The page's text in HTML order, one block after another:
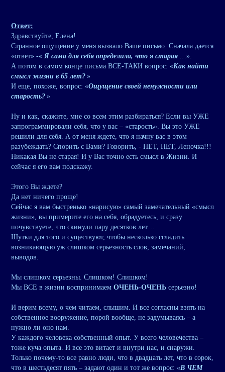
Ответ:
Здравствуйте, Елена!
Странное ощущение у меня вызвало Ваше письмо. Сначала дается
«ответ» -«Я сама для себя определила, что я старая …».
А потом в самом конце письма ВСЕ-ТАКИ вопрос: «Как найти
смысл жизни в 65 лет? »
И еще, похоже, вопрос: «Ощущение своей ненужности или
старость? »
Ну и как, скажите, мне со всем этим разбираться? Если вы УЖЕ
запрограммировали себя, что у вас – «старость». Вы это УЖЕ
решили для себя. А от меня ждете, что я начну вас в этом
разубеждать? Спорить с Вами? Говорить, - НЕТ, НЕТ, Леночка!!!
Никакая Вы не старая! И у Вас точно есть смысл в Жизни. И
сейчас я его вам подскажу.
Этого Вы ждете?
Да нет ничего проще!
Сейчас я вам быстренько «нарисую» самый замечательный «смысл
жизни», вы примерите его на себя, обрадуетесь, и сразу
почувствуете, что скинули пару десятков лет…
Шутки для того и существуют, чтобы несколько сгладить
возникающую уж слишком серьезность слов, замечаний,
выводов.
Мы слишком серьезны. Слишком! Слишком!
Мы ВСЕ в жизни воспринимаем ОЧЕНЬ-ОЧЕНЬ серьезно!
И верим всему, о чем читаем, слышим. И все согласны взять на
собственное вооружение, порой вообще, не задумываясь – а
нужно ли оно нам.
У каждого человека собственный опыт. У всего человечества –
тоже куча опыта. И все это витает и внутри нас, и снаружи.
Только почему-то все равно люди, что в двадцать лет, что в сорок,
что в шестьдесят пять – задают один и тот же вопрос: «В ЧЕМ